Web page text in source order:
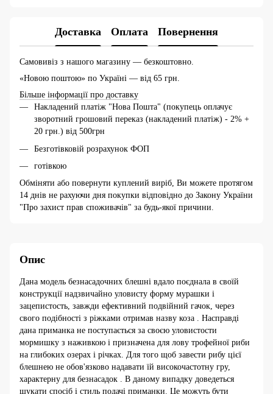
Доставка Оплата Повернення
Самовивіз з нашого магазину — безкоштовно.
«Новою поштою» по Україні — від 65 грн.
Більше інформації про доставку
Накладений платіж "Нова Пошта" (покупець оплачує
зворотний грошовий переказ (накладений платіж) - 2% +
20 грн.) від 500грн
Безготівковій розрахунок ФОП
готівкою
Обміняти або повернути куплений виріб, Ви можете протягом
14 днів не рахуючи дня покупки відповідно до Закону України
"Про захист прав споживачів" за будь-якої причини.
Опис
Дана модель безнасадочних блешні вдало поєднала в своїй
конструкції надзвичайно уловисту форму мурашки і
зацепистость, завжди ефективний подвійний гачок, через
свого подібності з ріжками отримав назву коза . Насправді
дана приманка не поступається за своєю уловистости
мормишку з наживкою і призначена для лову трофейної риби
на глибоких озерах і річках. Для того щоб завести рибу цієї
блешнею не обов'язково надавати їй високочастотну гру,
характерну для безнасадок . В даному випадку доведеться
шукати спосіб і стиль подачі приманки. Це можуть бути